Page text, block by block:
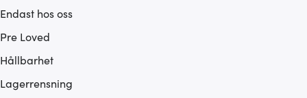
Endast hos oss
Pre Loved
Hållbarhet
Lagerrensning